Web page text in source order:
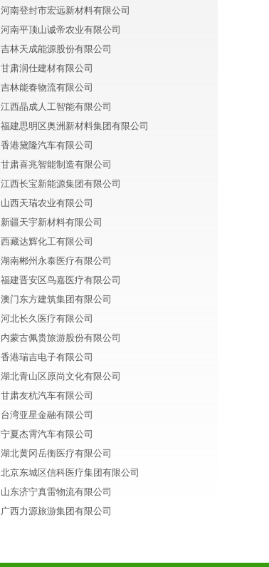
河南登封市宏远新材料有限公司
河南平顶山诚帝农业有限公司
吉林天成能源股份有限公司
甘肃润仕建材有限公司
吉林能春物流有限公司
江西晶成人工智能有限公司
福建思明区奥洲新材料集团有限公司
香港黛隆汽车有限公司
甘肃喜兆智能制造有限公司
江西长宝新能源集团有限公司
山西天瑞农业有限公司
新疆天宇新材料有限公司
西藏达辉化工有限公司
湖南郴州永泰医疗有限公司
福建晋安区鸟嘉医疗有限公司
澳门东方建筑集团有限公司
河北长久医疗有限公司
内蒙古佩贵旅游股份有限公司
香港瑞吉电子有限公司
湖北青山区原尚文化有限公司
甘肃友杭汽车有限公司
台湾亚星金融有限公司
宁夏杰霄汽车有限公司
湖北黄冈岳衡医疗有限公司
北京东城区信科医疗集团有限公司
山东济宁真雷物流有限公司
广西力源旅游集团有限公司